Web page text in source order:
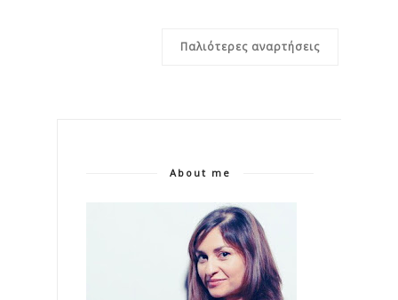
Παλιότερες αναρτήσεις
About me